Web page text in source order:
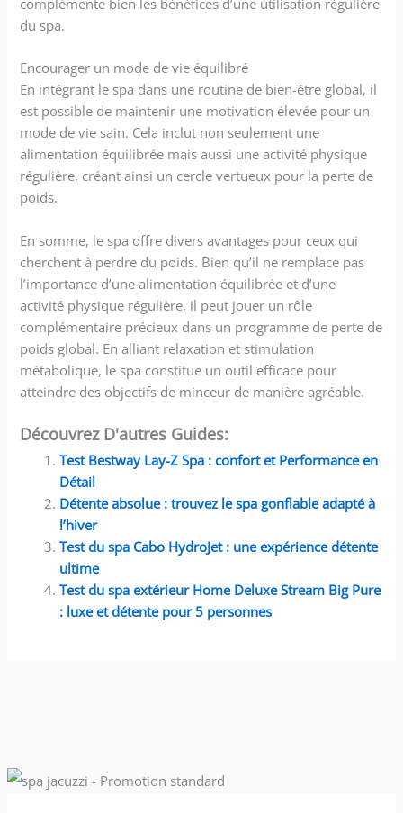
du spa.
Encourager un mode de vie équilibré
En intégrant le spa dans une routine de bien-être global, il
est possible de maintenir une motivation élevée pour un
mode de vie sain. Cela inclut non seulement une
alimentation équilibrée mais aussi une activité physique
régulière, créant ainsi un cercle vertueux pour la perte de
poids.
En somme, le spa offre divers avantages pour ceux qui
cherchent à perdre du poids. Bien qu’il ne remplace pas
l’importance d’une alimentation équilibrée et d’une
activité physique régulière, il peut jouer un rôle
complémentaire précieux dans un programme de perte de
poids global. En alliant relaxation et stimulation
métabolique, le spa constitue un outil efficace pour
atteindre des objectifs de minceur de manière agréable.
Découvrez D'autres Guides:
Test Bestway Lay-Z Spa : confort et Performance en
Détail
Détente absolue : trouvez le spa gonflable adapté à
l’hiver
Test du spa Cabo HydroJet : une expérience détente
ultime
Test du spa extérieur Home Deluxe Stream Big Pure
: luxe et détente pour 5 personnes